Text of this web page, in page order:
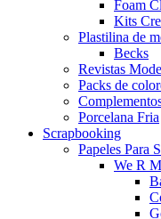
Foam
Kits
Plastilina de
Becks
Revistas
Packs de
Porcelana Fria
Scrapbooking
Papeles Para
We R